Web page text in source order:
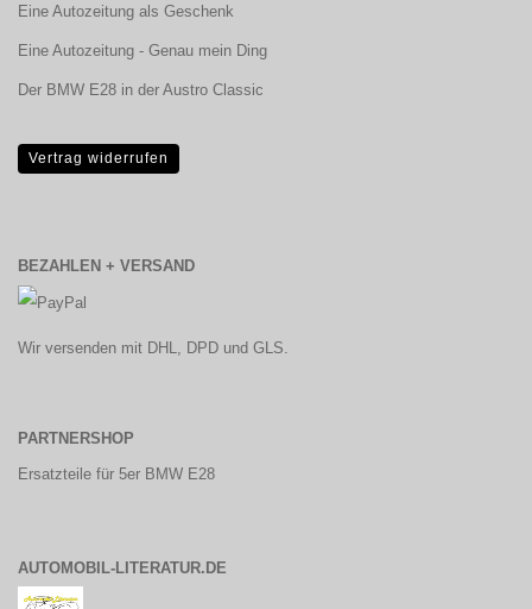
Eine Autozeitung als Geschenk
Eine Autozeitung - Genau mein Ding
Der BMW E28 in der Austro Classic
Vertrag widerrufen
BEZAHLEN + VERSAND
Wir versenden mit DHL, DPD und GLS.
PARTNERSHOP
Ersatzteile für 5er BMW E28
AUTOMOBIL-LITERATUR.DE